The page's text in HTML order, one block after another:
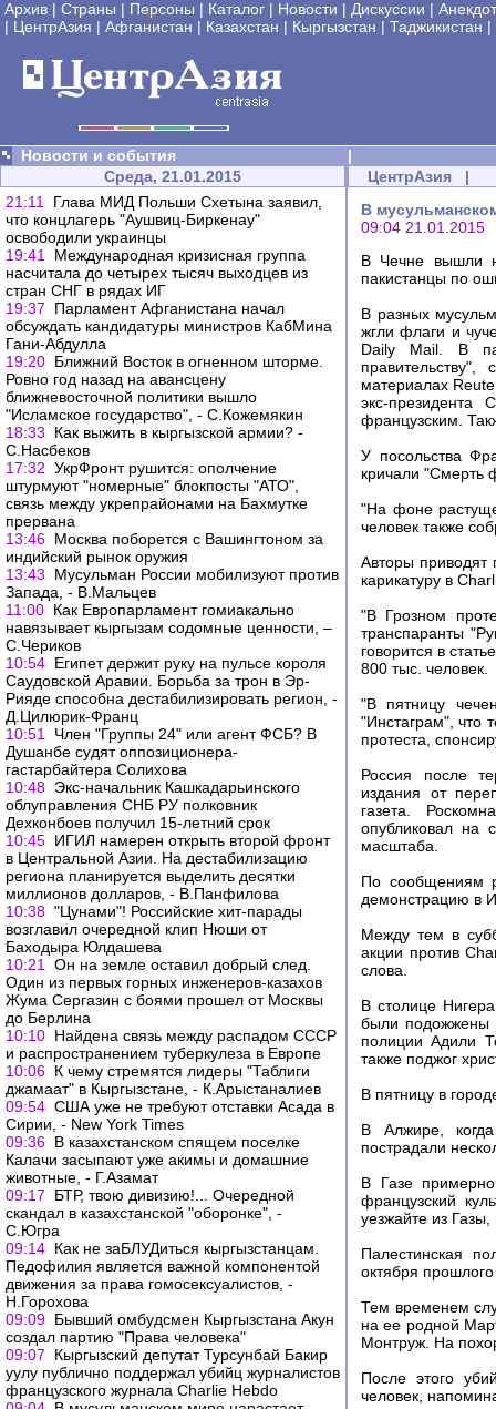
Архив | Страны | Персоны | Каталог | Новости | Дискуссии |
| ЦентрАзия | Афганистан | Казахстан | Кыргызстан | Таджикистан |
Новости и события
|
Среда, 21.01.2015
21:11
Глава МИД Польши Схетына заявил,
что концлагерь "Аушвиц-Биркенау"
освободили украинцы
19:41
Международная кризисная группа
насчитала до четырех тысяч выходцев из
стран СНГ в рядах ИГ
19:37
Парламент Афганистана начал
обсуждать кандидатуры министров КабМина
Гани-Абдулла
19:20 Ближний Восток в огненном шторме.
Ровно год назад на авансцену
ближневосточной политики вышло
"Исламское государство", - С.Кожемякин
18:33
Как выжить в кыргызской армии? -
С.Насбеков
17:32 УкрФронт рушится: ополчение
штурмуют "номерные" блокпосты "АТО",
связь между укрепрайонами на Бахмутке
прервана
13:46 Москва поборется с Вашингтоном за
индийский рынок оружия
13:43
Мусульман России мобилизуют против
Запада, - В.Мальцев
11:00 Как Европарламент гомиакально
навязывает кыргызам содомные ценности, –
С.Чериков
10:54 Египет держит руку на пульсе короля
Саудовской Аравии. Борьба за трон в Эр-
Рияде способна дестабилизировать регион, -
Д.Цилюрик-Франц
10:51
Член "Группы 24" или агент ФСБ? В
Душанбе судят оппозиционера-
гастарбайтера Солихова
10:48 Экс-начальник Кашкадарьинского
облуправления СНБ РУ полковник
Дехконбоев получил 15-летний срок
10:45 ИГИЛ намерен открыть второй фронт
в Центральной Азии. На дестабилизацию
региона планируется выделить десятки
миллионов долларов, - В.Панфилова
10:38 "Цунами"! Российские хит-парады
возглавил очередной клип Нюши от
Баходыра Юлдашева
10:21
Он на земле оставил добрый след.
Один из первых горных инженеров-казахов
Жума Сергазин с боями прошел от Москвы
до Берлина
10:10 Найдена связь между распадом СССР
и распространением туберкулеза в Европе
10:06 К чему стремятся лидеры "Таблиги
джамаат" в Кыргызстане, - К.Арыстаналиев
09:54 США уже не требуют отставки Асада в
Сирии, - New York Times
09:36 В казахстанском спящем поселке
Калачи засыпают уже акимы и домашние
животные, - Г.Азамат
09:17
БТР, твою дивизию!... Очередной
скандал в казахстанской "оборонке", -
С.Югра
09:14 Как не заБЛУДиться кыргызстанцам.
Педофилия является важной компонентой
движения за права гомосексуалистов, -
Н.Горохова
09:09 Бывший омбудсмен Кыргызстана Акун
создал партию "Права человека"
09:07
Кыргызский депутат Турсунбай Бакир
уулу публично поддержал убийц журналистов
французского журнала Charlie Hebdo
ЦентрАзия |
В
09:04 21.01.2015
В Чечне вышли
пакистанцы по
В разных
жгли флаги и
Daily Mail. В
материалах
экс-президента
французским.
У посольства
кричали "Смерть
"На фоне
человек также
Авторы приводят
карикатуру в
"В Грозном
транспаранты
говорится в
800 тыс. человек.
"В пятницу
"Инстаграм", что
протеста,
Россия после
издания от
газета.
опубликовал на
масштаба.
По сообщениям
демонстрацию в
Между тем в
акции против
слова.
В столице
были подожжены
полиции Адили
также поджог
В пятницу в
В Алжире,
пострадали
В Газе
французский
уезжайте из
Палестинская
октября прошлого
Тем временем
на ее родной
Монтруж. На
После этого
человек,